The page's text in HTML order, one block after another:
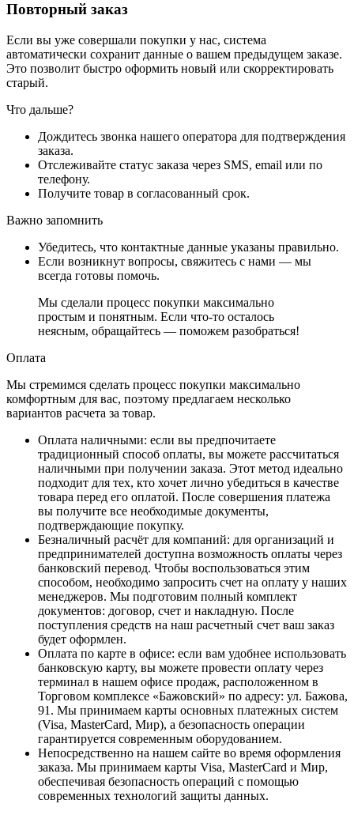
Повторный заказ
Если вы уже совершали покупки у нас, система
автоматически сохранит данные о вашем предыдущем заказе.
Это позволит быстро оформить новый или скорректировать
старый.
Что дальше?
Дождитесь звонка нашего оператора для подтверждения
заказа.
Отслеживайте статус заказа через SMS, email или по
телефону.
Получите товар в согласованный срок.
Важно запомнить
Убедитесь, что контактные данные указаны правильно.
Если возникнут вопросы, свяжитесь с нами — мы
всегда готовы помочь.
Мы сделали процесс покупки максимально
простым и понятным. Если что-то осталось
неясным, обращайтесь — поможем разобраться!
Оплата
Мы стремимся сделать процесс покупки максимально
комфортным для вас, поэтому предлагаем несколько
вариантов расчета за товар.
Оплата наличными: если вы предпочитаете
традиционный способ оплаты, вы можете рассчитаться
наличными при получении заказа. Этот метод идеально
подходит для тех, кто хочет лично убедиться в качестве
товара перед его оплатой. После совершения платежа
вы получите все необходимые документы,
подтверждающие покупку.
Безналичный расчёт для компаний: для организаций и
предпринимателей доступна возможность оплаты через
банковский перевод. Чтобы воспользоваться этим
способом, необходимо запросить счет на оплату у наших
менеджеров. Мы подготовим полный комплект
документов: договор, счет и накладную. После
поступления средств на наш расчетный счет ваш заказ
будет оформлен.
Оплата по карте в офисе: если вам удобнее использовать
банковскую карту, вы можете провести оплату через
терминал в нашем офисе продаж, расположенном в
Торговом комплексе «Бажовский» по адресу: ул. Бажова,
91. Мы принимаем карты основных платежных систем
(Visa, MasterCard, Мир), а безопасность операции
гарантируется современным оборудованием.
Непосредственно на нашем сайте во время оформления
заказа. Мы принимаем карты Visa, MasterCard и Мир,
обеспечивая безопасность операций с помощью
современных технологий защиты данных.